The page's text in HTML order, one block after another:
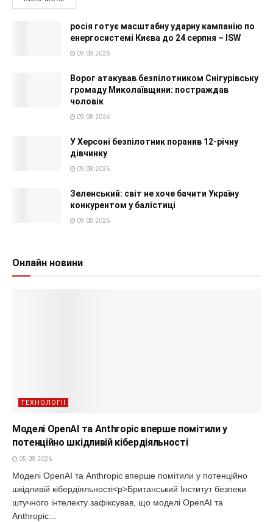
росія готує масштабну ударну кампанію по
енергосистемі Києва до 24 серпня – ISW
09.08.2026
Ворог атакував безпілотником Снігурівську
громаду Миколаївщини: постраждав
чоловік
09.08.2026
У Херсоні безпілотник поранив 12-річну
дівчинку
09.08.2026
Зеленський: світ не хоче бачити Україну
конкурентом у балістиці
09.08.2026
Онлайн новини
ТЕХНОЛОГІЇ
Моделі OpenAI та Anthropic вперше помітили у
потенційно шкідливій кібердіяльності
05.08.2026
Моделі OpenAI та Anthropic вперше помітили у потенційно
шкідливій кібердіяльності<p>Британський Інститут безпеки
штучного інтелекту зафіксував, що моделі OpenAI та
Anthropic...